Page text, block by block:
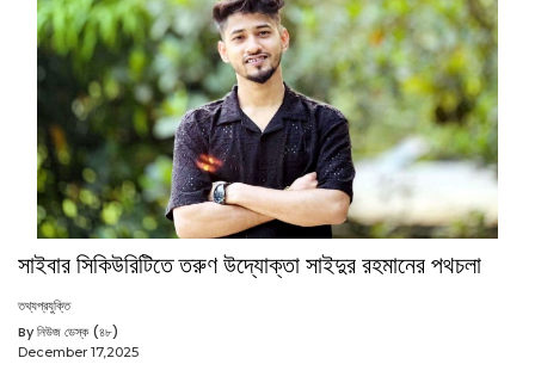
সাইবার সিকিউরিটিতে তরুণ উদ্যোক্তা সাইদুর রহমানের পথচলা
তথ্যপ্রযুক্তি
By নিউজ ডেস্ক (৪৮)
December 17,2025